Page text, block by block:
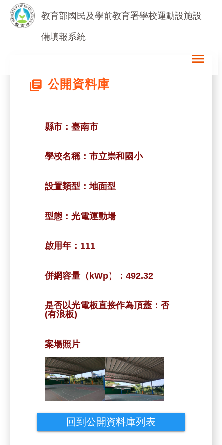
教育部國民及學前教育署學校運動設施設
備填報系統
menu
library_books 公開資料庫
縣市： 臺南市
學校名稱： 市立崇和國小
設置類型：地面型
型態： 光電運動場
啟用年： 111
併網容量（kWp）： 492.32
是否以光電板直接作為頂蓋： 否
(有浪板)
案場照片